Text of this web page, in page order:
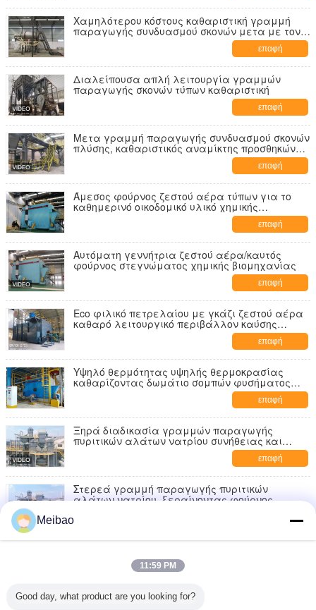
Χαμηλότερου κόστους καθαριστική γραμμή
παραγωγής συνδυασμού σκονών μετα με τον
επαφή
Διαλείπουσα απλή λειτουργία γραμμών
παραγωγής σκονών τύπων καθαριστική
επαφή
Μετα γραμμή παραγωγής συνδυασμού σκονών
πλύσης, καθαριστικός αναμίκτης προσθηκών
επαφή
Άμεσος φούρνος ζεστού αέρα τύπων για το
καθημερινό οικοδομικό υλικό χημικής
επαφή
Αυτόματη γεννήτρια ζεστού αέρα/καυτός
φούρνος στεγνώματος χημικής βιομηχανίας
επαφή
Eco φιλικό πετρελαίου με γκάζι ζεστού αέρα
καθαρό λειτουργικό περιβάλλον καύσης
επαφή
Υψηλό θερμότητας υψηλής θερμοκρασίας
καθαρίζοντας δωμάτιο σομπών φυσήματος
επαφή
Ξηρά διαδικασία γραμμών παραγωγής
πυριτικών αλάτων νατρίου συνήθειας και
επαφή
Στερεά γραμμή παραγωγής πυριτικών
αλάτων νατρίου, ξεραίνοντας φούρνος
παραγωγής πυριτικών αλάτων νατρίου υψηλής
Φούρνος πυριτικών αλάτων νατρίου γυαλιού
Meibao
11:59 PM
Good day, what product are you looking for?